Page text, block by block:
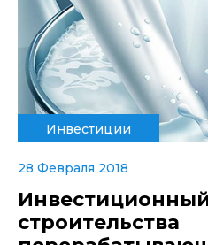
Инвестиции
28 Февраля 2018
строительства